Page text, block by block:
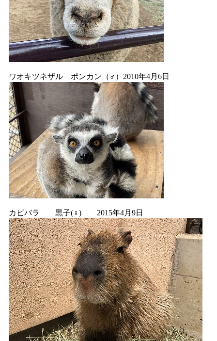
ワオキツネザル ポンカン（♂）2010年4月6日
カピバラ 黒子(♀) 2015年4月9日